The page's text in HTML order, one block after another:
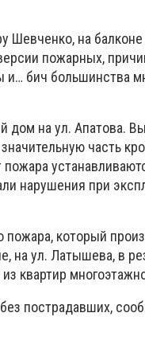
Шевченко, на
пожарных,
бич большинства
дом на ул. Апатова.
часть
нарушения при
который
на ул. Латышева, в
квартир
пострадавших,